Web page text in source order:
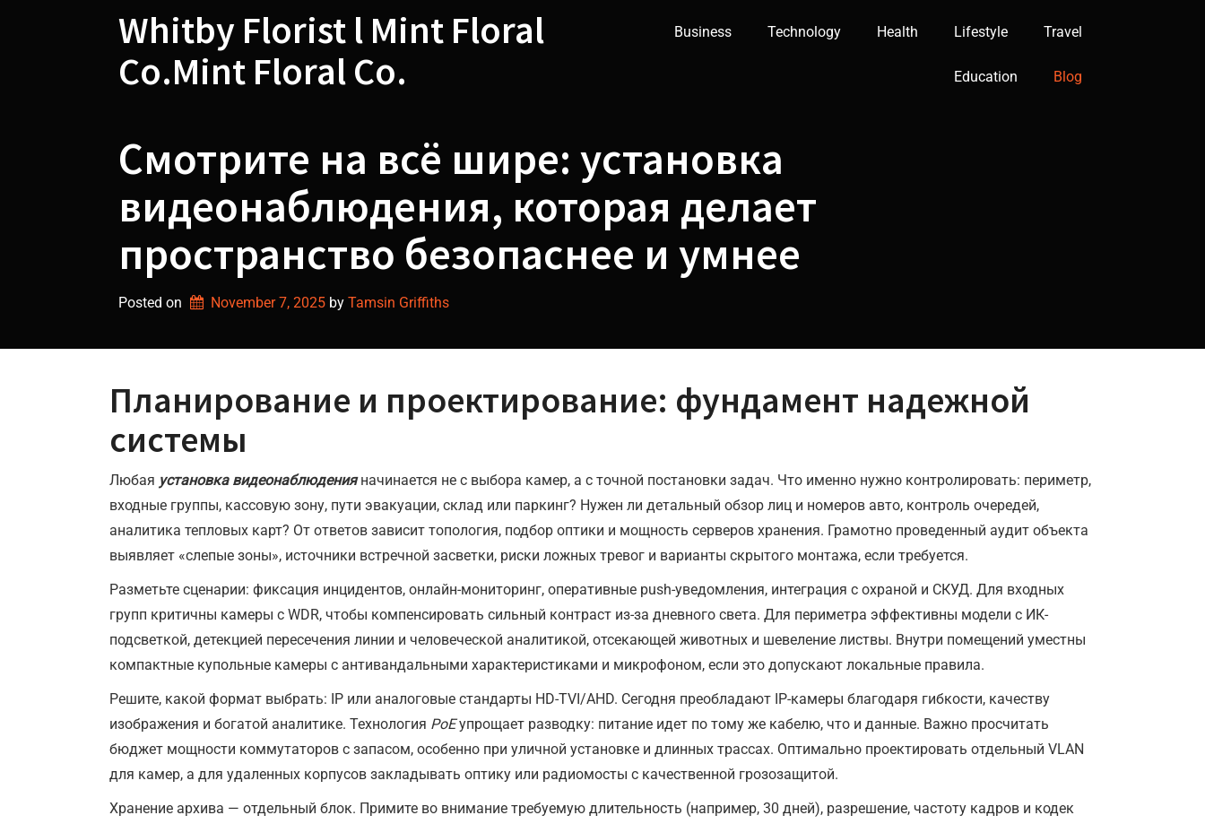
Whitby Florist l Mint Floral
Co.Mint Floral Co.
Business Technology Health Lifestyle Travel
Education Blog
Смотрите на всё шире: установка
видеонаблюдения, которая делает
пространство безопаснее и умнее
Posted on November 7, 2025 by Tamsin Griffiths
Планирование и проектирование: фундамент надежной
системы
Любая установка видеонаблюденияначинается не с выбора камер, а с точной постановки задач. Что именно нужно контролировать: периметр,
входные группы, кассовую зону, пути эвакуации, склад или паркинг? Нужен ли детальный обзор лиц и номеров авто, контроль очередей,
аналитика тепловых карт? От ответов зависит топология, подбор оптики и мощность серверов хранения. Грамотно проведенный аудит объекта
выявляет «слепые зоны», источники встречной засветки, риски ложных тревог и варианты скрытого монтажа, если требуется.
Разметьте сценарии: фиксация инцидентов, онлайн-мониторинг, оперативные push-уведомления, интеграция с охраной и СКУД. Для входных
групп критичны камеры с WDR, чтобы компенсировать сильный контраст из-за дневного света. Для периметра эффективны модели с ИК-
подсветкой, детекцией пересечения линии и человеческой аналитикой, отсекающей животных и шевеление листвы. Внутри помещений уместны
компактные купольные камеры с антивандальными характеристиками и микрофоном, если это допускают локальные правила.
Решите, какой формат выбрать: IP или аналоговые стандарты HD-TVI/AHD. Сегодня преобладают IP-камеры благодаря гибкости, качеству
изображения и богатой аналитике. Технология PoEупрощает разводку: питание идет по тому же кабелю, что и данные. Важно просчитать
бюджет мощности коммутаторов с запасом, особенно при уличной установке и длинных трассах. Оптимально проектировать отдельный VLAN
для камер, а для удаленных корпусов закладывать оптику или радиомосты с качественной грозозащитой.
Хранение архива — отдельный блок. Примите во внимание требуемую длительность (например, 30 дней), разрешение, частоту кадров и кодек